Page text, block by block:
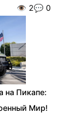
👁️ 2💬 0
на Пикапе:
Мир!